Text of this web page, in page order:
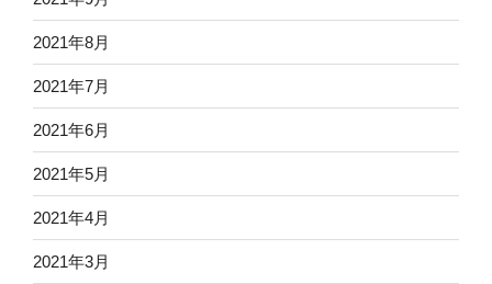
2021年8月
2021年7月
2021年6月
2021年5月
2021年4月
2021年3月